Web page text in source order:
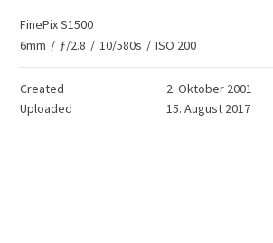
FinePix S1500
6mm / ƒ/2.8 / 10/580s / ISO 200
Created
2. Oktober 2001
Uploaded
15. August 2017